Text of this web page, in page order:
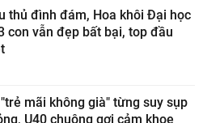
thủ đình đám, Hoa khôi Đại học
con vẫn đẹp bất bại, top đầu
mãi không già" từng suy sụp
U40 chuộng gợi cảm khoe